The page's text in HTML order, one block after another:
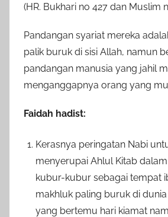
(HR. Bukhari no 427 dan Muslim
Pandangan syariat mereka
palik buruk di sisi Allah, namun
pandangan manusia yang jahil
menganggapnya orang yang
Faidah hadist:
Kerasnya peringatan Nabi
menyerupai Ahlul Kitab
kubur-kubur sebagai tempat
makhluk paling buruk di
yang bertemu hari kiamat